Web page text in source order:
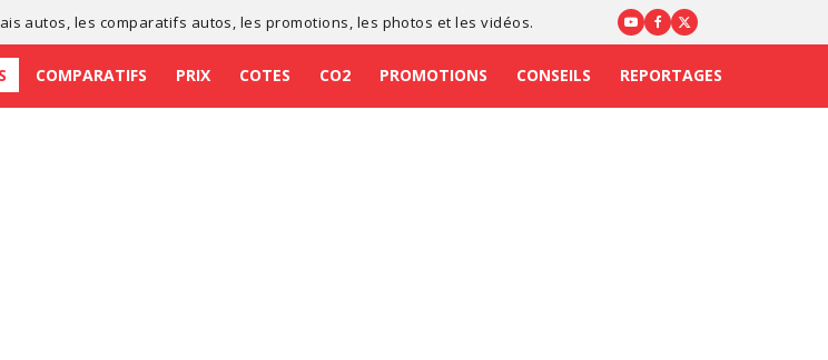
autos , les comparatifs autos , les promotions , les photos et les vidéos.
COMPARATIFS PRIX COTES CO2 PROMOTIONS CONSEILS REPORTAGES